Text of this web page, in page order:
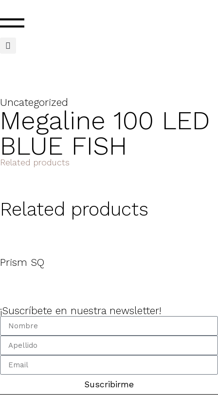
Uncategorized
Megaline 100 LED
BLUE FISH
Related products
Related products
Prism SQ
¡Suscríbete en nuestra newsletter!
Suscribirme